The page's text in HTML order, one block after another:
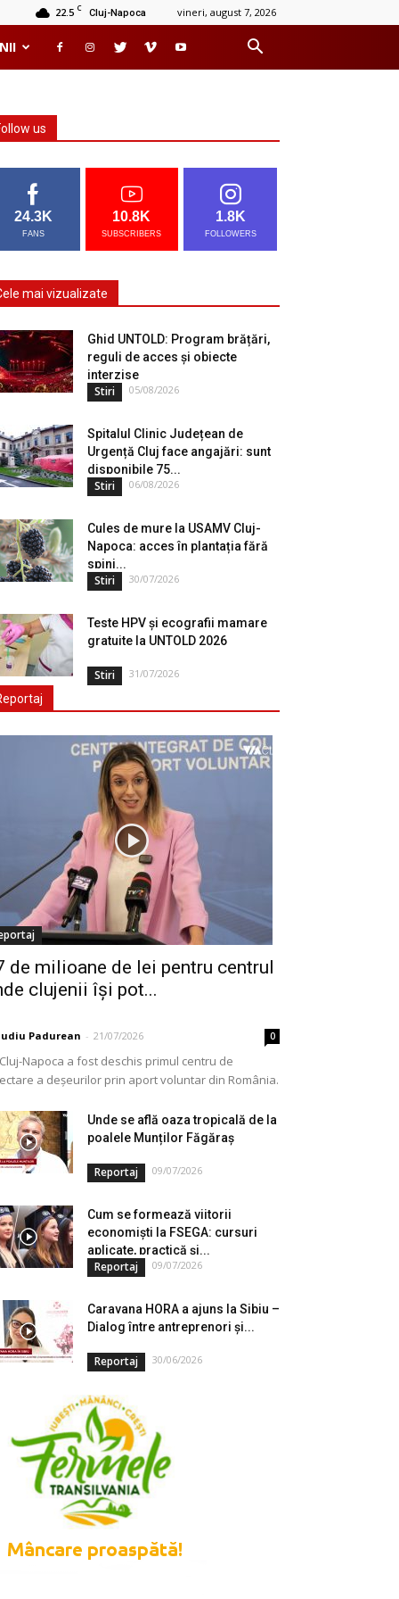
22.5 C Cluj-Napoca vineri, august 7, 2026
us
24.3K
FANS
10.8K
SUBSCRIBERS
1.8K
FOLLOWERS
mai vizualizate
Ghid UNTOLD: Program brățări,
reguli de acces și obiecte
interzise
Stiri 05/08/2026
Spitalul Clinic Județean de
Urgență Cluj face angajări: sunt
disponibile 75...
Stiri 06/08/2026
Cules de mure la USAMV Cluj-
Napoca: acces în plantația fără
spini...
Stiri 30/07/2026
Teste HPV și ecografii mamare
gratuite la UNTOLD 2026
Stiri 31/07/2026
de milioane de lei pentru centrul
clujenii își pot...
Padurean - 21/07/2026 0
Napoca a fost deschis primul centru de
a deșeurilor prin aport voluntar din România.
Unde se află oaza tropicală de la
poalele Munților Făgăraș
Reportaj 09/07/2026
Cum se formează viitorii
economiști la FSEGA: cursuri
aplicate, practică și...
Reportaj 09/07/2026
Caravana HORA a ajuns la Sibiu –
Dialog între antreprenori și...
Reportaj 30/06/2026